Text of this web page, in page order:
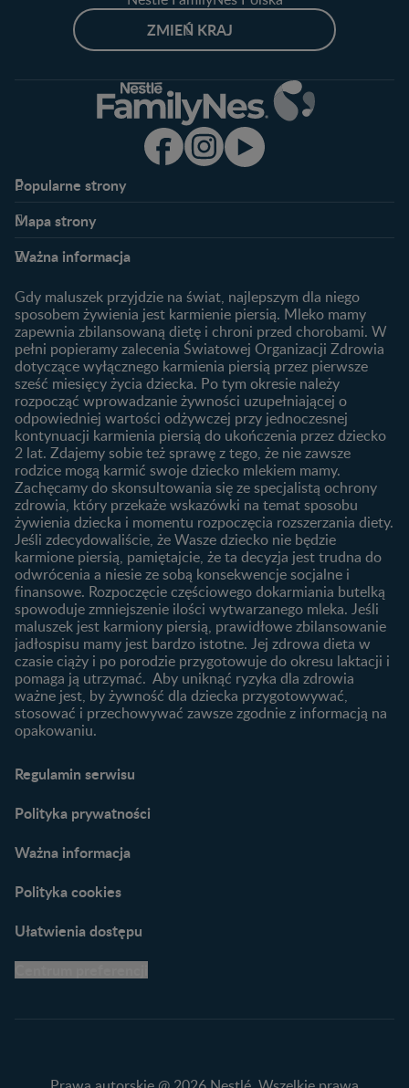
ZMIEŃ KRAJ
Popularne strony​
Kontakt
FAQ
Produkty
Wyszukiwarka produktów
Nasze marki
Mapa strony​
Plamienie implantacyjne –
Jak zaplanować płeć
dziecka?
Jak rozpoznać dni płodne?
Badania przed ciążą
Planowanie urlopu
macierzyńskiego
1. trymestr ciąży
2. trymestr ciąży
3. trymestr ciąży
Rozwój dziecka
Kalendarz rozwoju dziecka
Skoki rozwojowe
Ząbkowanie u niemowląt
Żywienie dziecka
10 sposobów jak poprawić
laktację
Jakie mleko następne
wybrać dla dziecka?
Jak rozszerzać dietę
niemowlaka?
Przydatne materiały dla
rodziców
Poradniki dla rodziców
Karty do zdjęć dla
Maluszka
Materiały do pobrania
Narzędzia dla rodziców
praktyczne wskazówki
Ważna informacja
Gdy maluszek przyjdzie na świat, najlepszym dla niego
sposobem żywienia jest karmienie piersią. Mleko mamy
zapewnia zbilansowaną dietę i chroni przed chorobami. W
pełni popieramy zalecenia Światowej Organizacji Zdrowia
dotyczące wyłącznego karmienia piersią przez pierwsze
sześć miesięcy życia dziecka. Po tym okresie należy
rozpocząć wprowadzanie żywności uzupełniającej o
odpowiedniej wartości odżywczej przy jednoczesnej
kontynuacji karmienia piersią do ukończenia przez dziecko
2 lat. Zdajemy sobie też sprawę z tego, że nie zawsze
rodzice mogą karmić swoje dziecko mlekiem mamy.
Zachęcamy do skonsultowania się ze specjalistą ochrony
zdrowia, który przekaże wskazówki na temat sposobu
żywienia dziecka i momentu rozpoczęcia rozszerzania diety.
Jeśli zdecydowaliście, że Wasze dziecko nie będzie
karmione piersią, pamiętajcie, że ta decyzja jest trudna do
odwrócenia a niesie ze sobą konsekwencje socjalne i
finansowe. Rozpoczęcie częściowego dokarmiania butelką
spowoduje zmniejszenie ilości wytwarzanego mleka. Jeśli
maluszek jest karmiony piersią, prawidłowe zbilansowanie
jadłospisu mamy jest bardzo istotne. Jej zdrowa dieta w
czasie ciąży i po porodzie przygotowuje do okresu laktacji i
pomaga ją utrzymać. Aby uniknąć ryzyka dla zdrowia
ważne jest, by żywność dla dziecka przygotowywać,
stosować i przechowywać zawsze zgodnie z informacją na
opakowaniu.
Regulamin serwisu
Polityka prywatności
Ważna informacja
Polityka cookies
Ułatwienia dostępu